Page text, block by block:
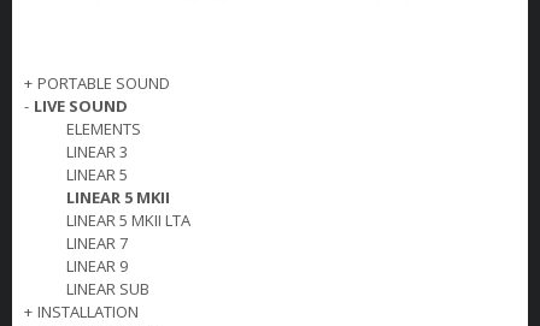
+ PORTABLE SOUND
- LIVE SOUND
ELEMENTS
LINEAR 3
LINEAR 5
LINEAR 5 MKII
LINEAR 5 MKII LTA
LINEAR 7
LINEAR 9
LINEAR SUB
+ INSTALLATION